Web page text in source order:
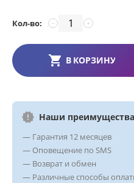
Кол-во: +
−
В КОРЗИНУ
Наши преимущества
— Гарантия 12 месяцев
— Оповещение по SMS
— Возврат и обмен
— Различные способы